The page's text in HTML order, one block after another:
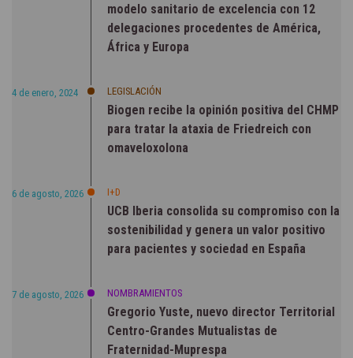
modelo sanitario de excelencia con 12
delegaciones procedentes de América,
África y Europa
4 de enero, 2024 LEGISLACIÓN
Biogen recibe la opinión positiva del CHMP
para tratar la ataxia de Friedreich con
omaveloxolona
6 de agosto, 2026 I+D
UCB Iberia consolida su compromiso con la
sostenibilidad y genera un valor positivo
para pacientes y sociedad en España
7 de agosto, 2026 NOMBRAMIENTOS
Gregorio Yuste, nuevo director Territorial
Centro-Grandes Mutualistas de
Fraternidad-Muprespa